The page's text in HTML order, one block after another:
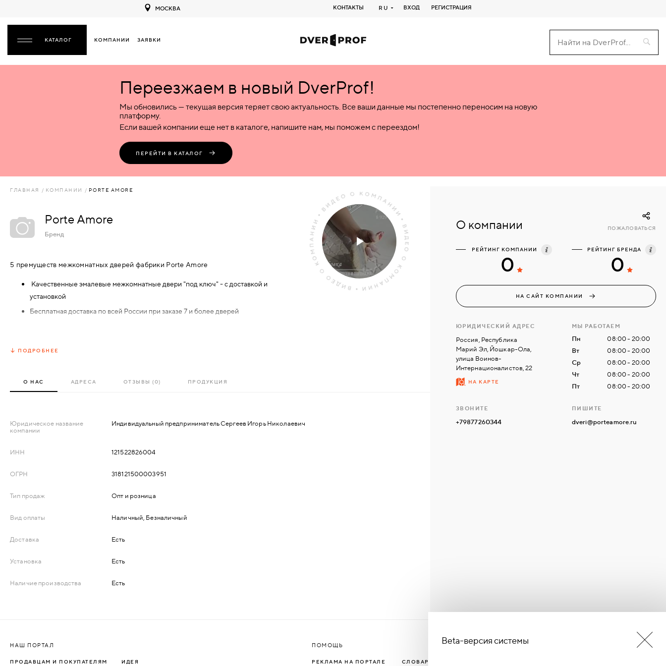
МОСКВА КОНТАКТЫ RU ВХОД РЕГИСТРАЦИЯ
КОМПАНИИ ЗАЯВКИ
НАЗАД
ПЛАСТИКОВЫЕ
КОМБИНИРОВАННЫЕ
ДЕРЕВЯННЫЕ
СТЕКЛЯННЫЕ
КОМБИНИРОВАННЫЕ
МЕТАЛЛИЧЕСКИЕ
КОМБИНИРОВАННЫЕ
АКСЕССУАРЫ
СКУД И "УМНЫЙ
ДОМ"
Межкомнатные
Деревянные
Пластиковые
Комбинированные
Входные
Металлические
Пластиковые
Стеклянные
Комбинированные
Специализированные
Металлические
Пластиковые
Стеклянные
Комбинированные
Переезжаем в новый DverProf!
Мы обновились — текущая версия теряет свою актуальность. Все ваши данные мы постепенно переносим на новую
платформу.
Если вашей компании еще нет в каталоге, напишите нам, мы поможем с переездом!
ПЕРЕЙТИ В КАТАЛОГ
ГЛАВНАЯ КОМПАНИИ PORTE AMORE
Porte Amore
Бренд
5 премуществ межкомнатных дверей фабрики Porte Amore
Качественные эмалевые межкомнатные двери "под ключ" - с доставкой и
установкой
Бесплатная доставка по всей России при заказе 7 и более дверей
8:00 до 20:00
ПОДРОБНЕЕ
О НАС АДРЕСА ОТЗЫВЫ (0) ПРОДУКЦИЯ
Юридическое название
компании
Индивидуальный предприниматель Сергеев Игорь Николаевич
ИНН 121522826004
ОГРН 318121500003951
Тип продаж Опт и розница
Вид оплаты Наличный, Безналичный
Доставка Есть
Установка Есть
Наличие производства Есть
О компании ПОЖАЛОВАТЬСЯ
РЕЙТИНГ КОМПАНИИ
0
РЕЙТИНГ БРЕНДА
0
НА САЙТ КОМПАНИИ
ЮРИДИЧЕСКИЙ АДРЕС
Россия, Республика
Марий Эл, Йошкар-Ола,
улица Воинов-
Интернационалистов, 22
НА КАРТЕ
МЫ РАБОТАЕМ
Пн
08:00 - 20:00
Вт
08:00 - 20:00
Ср
08:00 - 20:00
Чт
08:00 - 20:00
Пт
08:00 - 20:00
ЗВОНИТЕ
+79877260344
ПИШИТЕ
dveri@porteamore.ru
НАШ ПОРТАЛ
ПРОДАВЦАМ И ПОКУПАТЕЛЯМ ИДЕЯ
ПОМОЩЬ
РЕКЛАМА НА ПОРТАЛЕ СЛОВАРЬ ТЕРМИНОВ
БУДЬ В КУРСЕ НОВОСТЕЙ
Beta-версия системы